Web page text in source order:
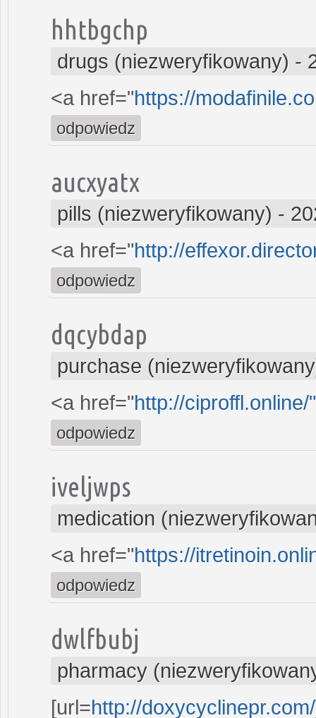
hhtbgchp
drugs (niezweryfikowany) -
<a href="https://
odpowiedz
aucxyatx
pills (niezweryfikowany) -
<a href="http://
odpowiedz
dqcybdap
purchase
<a href="http://
odpowiedz
iveljwps
medication
<a href="https://
odpowiedz
dwlfbubj
pharmacy
[url=http://